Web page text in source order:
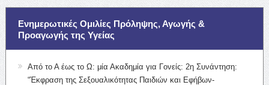
Ενημερωτικές Ομιλίες Πρόληψης, Αγωγής &
Προαγωγής της Υγείας
Από το Α έως το Ω: μία Ακαδημία για Γονείς: 2η Συνάντηση:
“Έκφραση της Σεξουαλικότητας Παιδιών και Εφήβων-